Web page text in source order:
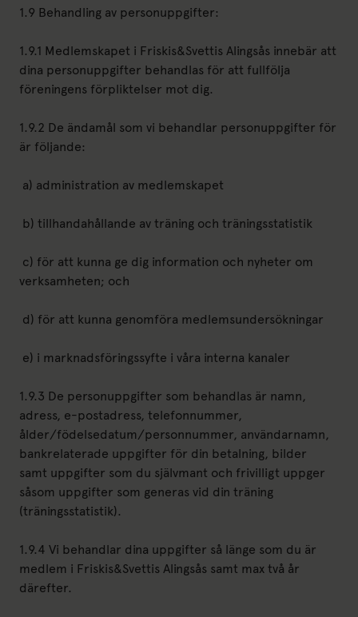
1.9 Behandling av personuppgifter:
1.9.1 Medlemskapet i Friskis&Svettis Alingsås innebär att
dina personuppgifter behandlas för att fullfölja
föreningens förpliktelser mot dig.
1.9.2 De ändamål som vi behandlar personuppgifter för
är följande:
a) administration av medlemskapet
b) tillhandahållande av träning och träningsstatistik
c) för att kunna ge dig information och nyheter om
verksamheten; och
d) för att kunna genomföra medlemsundersökningar
e) i marknadsföringssyfte i våra interna kanaler
1.9.3 De personuppgifter som behandlas är namn,
adress, e-postadress, telefonnummer,
ålder/födelsedatum/personnummer, användarnamn,
bankrelaterade uppgifter för din betalning, bilder
samt uppgifter som du självmant och frivilligt uppger
såsom uppgifter som generas vid din träning
(träningsstatistik).
1.9.4 Vi behandlar dina uppgifter så länge som du är
medlem i Friskis&Svettis Alingsås samt max två år
därefter.